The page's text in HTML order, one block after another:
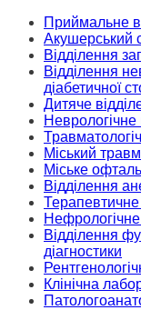
Приймальне
Акушерський
Відділення
Відділення
діабетичної
Дитяче
Неврологічне
Міський
Міське
Відділення
Терапевтичне
Нефрологічне
Відділення
діагностики
Клінічна